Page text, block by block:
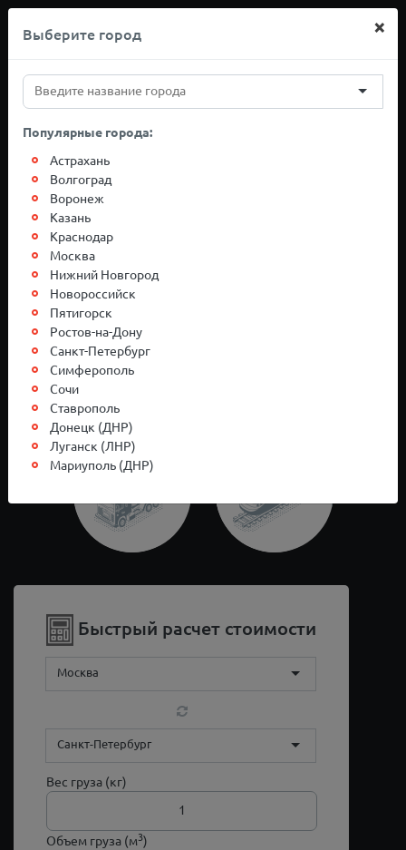
+7(812)767-20-27
Грузоперевозки
Москва-Ростов-
на-Дону
Быстрый расчет стоимости
Москва
Санкт-Петербург
Вес груза (кг)
Объем груза (м3)
Выберите город ×
Популярные города:
Астрахань
Волгоград
Воронеж
Казань
Краснодар
Москва
Нижний Новгород
Новороссийск
Пятигорск
Ростов-на-Дону
Санкт-Петербург
Симферополь
Сочи
Ставрополь
Донецк (ДНР)
Луганск (ЛНР)
Мариуполь (ДНР)